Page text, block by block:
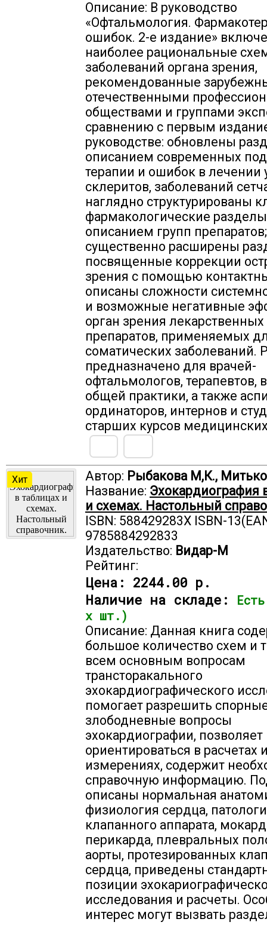
Описание: В руководство
«Офтальмология.
ошибок. 2-е издание»
наиболее рациональные
заболеваний органа зрения,
рекомендованные
отечественными
обществами и группами
сравнению с первым
руководстве: обновлены
описанием современных
терапии и ошибок в лечении
склеритов, заболеваний
наглядно структурированы
фармакологические
описанием групп препаратов;
существенно расширены
посвященные коррекции
зрения с помощью
описаны сложности
и возможные негативные
орган зрения лекарственных
препаратов, применяемых
соматических заболеваний.
предназначено для врачей-
офтальмологов, терапевтов,
общей практики, а также
ординаторов, интернов и
старших курсов
Хит Автор: Рыбакова М,К.,
Название: Эхокардиография
и схемах. Настольный
ISBN: 588429283X ISBN-
9785884292833
Издательство: Видар-М
Рейтинг:
Цена: 2244.00 р.
Наличие на складе:
х шт.)
Описание: Данная книга
большое количество схем и
всем основным вопросам
трансторакального
эхокардиографического
помогает разрешить
злободневные вопросы
эхокардиографии, позволяет
ориентироваться в расчетах
измерениях, содержит
справочную информацию.
описаны нормальная
физиология сердца,
клапанного аппарата,
перикарда, плевральных
аорты, протезированных
сердца, приведены
позиции
исследования и расчеты.
интерес могут вызвать